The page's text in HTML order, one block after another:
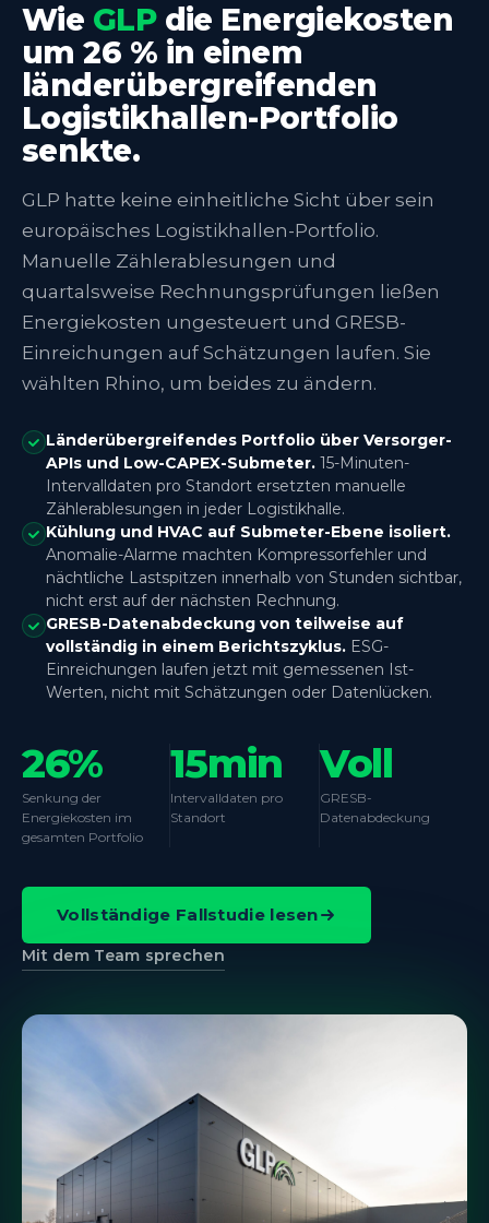
Wie GLPdie Energiekosten
um 26 % in einem
länderübergreifenden
Logistikhallen-Portfolio
senkte.
GLP hatte keine einheitliche Sicht über sein
europäisches Logistikhallen-Portfolio.
Manuelle Zählerablesungen und
quartalsweise Rechnungsprüfungen ließen
Energiekosten ungesteuert und GRESB-
Einreichungen auf Schätzungen laufen. Sie
wählten Rhino, um beides zu ändern.
Länderübergreifendes Portfolio über Versorger-
APIs und Low-CAPEX-Submeter. 15-Minuten-
Intervalldaten pro Standort ersetzten manuelle
Zählerablesungen in jeder Logistikhalle.
Kühlung und HVAC auf Submeter-Ebene isoliert.
Anomalie-Alarme machten Kompressorfehler und
nächtliche Lastspitzen innerhalb von Stunden sichtbar,
nicht erst auf der nächsten Rechnung.
GRESB-Datenabdeckung von teilweise auf
vollständig in einem Berichtszyklus. ESG-
Einreichungen laufen jetzt mit gemessenen Ist-
Werten, nicht mit Schätzungen oder Datenlücken.
26%
Senkung der
Energiekosten im
gesamten Portfolio
15min
Intervalldaten pro
Standort
Voll
GRESB-
Datenabdeckung
Vollständige Fallstudie lesen
Mit dem Team sprechen